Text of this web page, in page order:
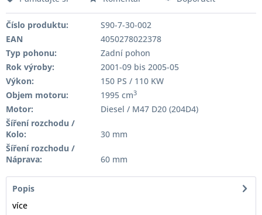
Číslo produktu:
S90-7-30-002
EAN
4050278022378
Typ pohonu:
Zadní pohon
Rok výroby:
2001-09 bis 2005-05
Výkon:
150 PS / 110 KW
Objem motoru:
1995 cm3
Motor:
Diesel / M47 D20 (204D4)
Šíření rozchodu /
Kolo:
30 mm
Šíření rozchodu /
Náprava:
60 mm
Popis
více